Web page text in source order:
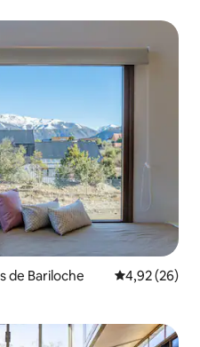
de Bariloche Prosječna
4,92 (26)